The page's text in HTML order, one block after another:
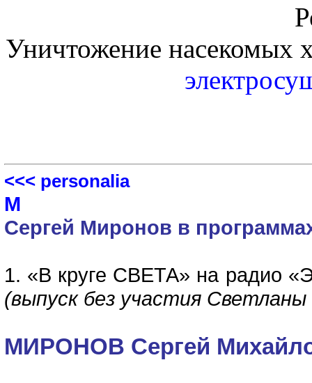
Уничтожение насекомых
<<< personalia
М
Сергей Миронов в
1. «В круге СВЕТА» на радио
(выпуск без участия Светланы
МИРОНОВ Сергей